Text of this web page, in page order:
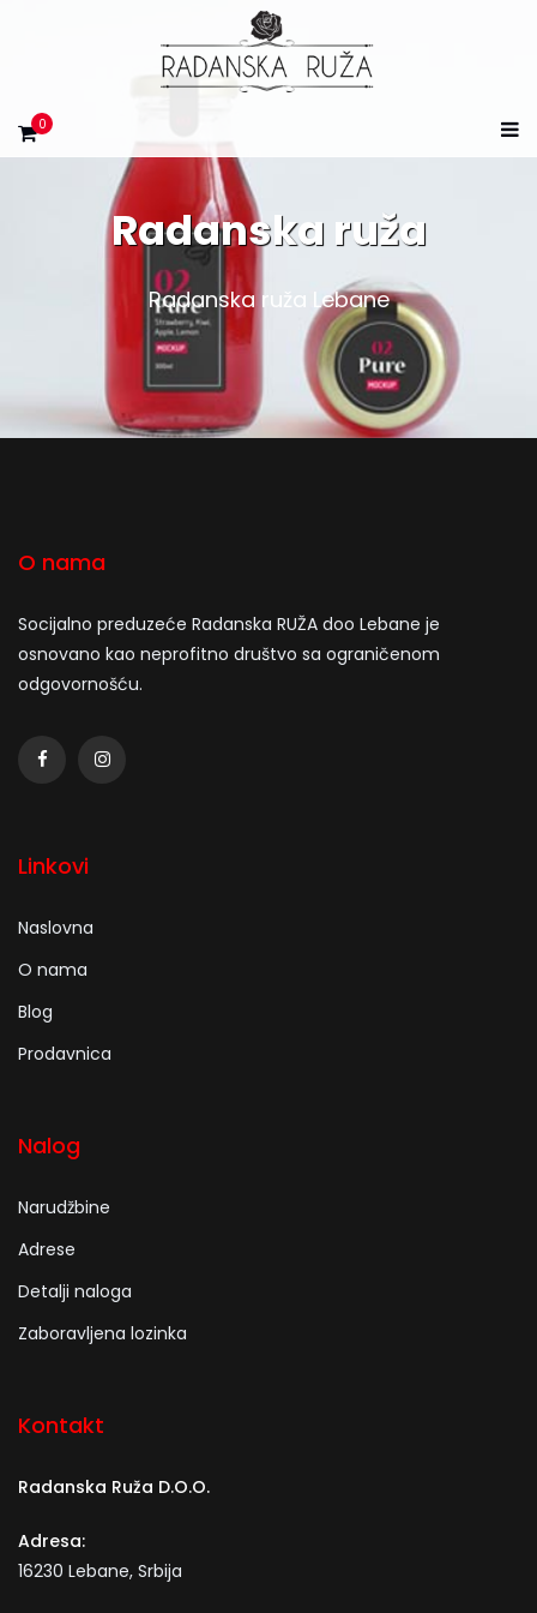
0
Radanska ruža
Radanska ruža Lebane
O nama
Socijalno preduzeće Radanska RUŽA doo Lebane je
osnovano kao neprofitno društvo sa ograničenom
odgovornošću.
Linkovi
Naslovna
O nama
Blog
Prodavnica
Nalog
Narudžbine
Adrese
Detalji naloga
Zaboravljena lozinka
Kontakt
Radanska Ruža D.O.O.
Adresa:
16230 Lebane, Srbija